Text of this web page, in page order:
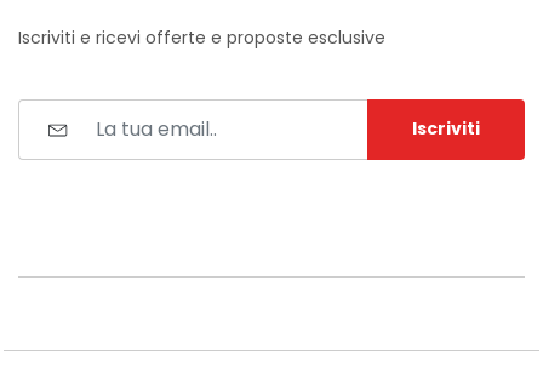
Iscriviti e ricevi offerte e proposte esclusive
Iscriviti